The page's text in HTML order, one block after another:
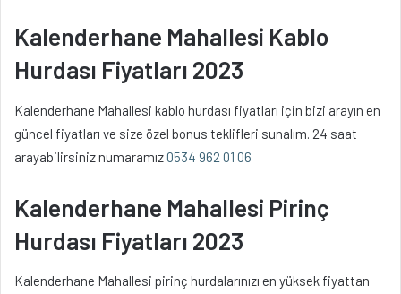
Kalenderhane Mahallesi Kablo
Hurdası Fiyatları 2023
Kalenderhane Mahallesi kablo hurdası fiyatları için bizi arayın en
güncel fiyatları ve size özel bonus teklifleri sunalım. 24 saat
arayabilirsiniz numaramız0534 962 01 06
Kalenderhane Mahallesi Pirinç
Hurdası Fiyatları 2023
Kalenderhane Mahallesi pirinç hurdalarınızı en yüksek fiyattan